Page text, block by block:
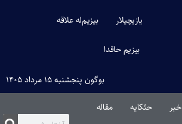
یازیچیلار بیزیم‌له علاقه
بیزیم حاقدا
بوگون پنجشنبه ۱۵ مرداد ۱۴۰۵
خبر حئکایه مقاله‌